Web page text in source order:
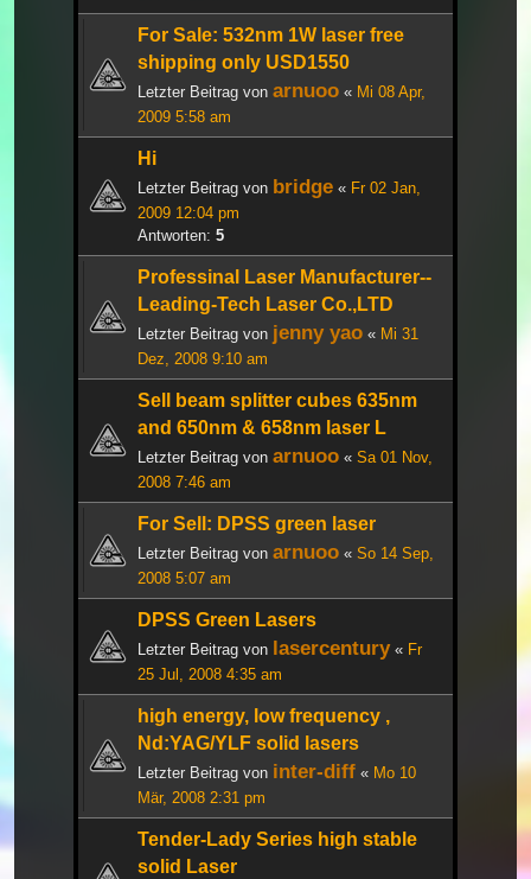
For Sale: 532nm 1W laser free
shipping only USD1550
Letzter Beitrag von arnuoo « Mi 08 Apr,
2009 5:58 am
Hi
Letzter Beitrag von bridge « Fr 02 Jan,
2009 12:04 pm
Antworten: 5
Professinal Laser Manufacturer--
Leading-Tech Laser Co.,LTD
Letzter Beitrag von jenny yao « Mi 31
Dez, 2008 9:10 am
Sell beam splitter cubes 635nm
and 650nm & 658nm laser L
Letzter Beitrag von arnuoo « Sa 01 Nov,
2008 7:46 am
For Sell: DPSS green laser
Letzter Beitrag von arnuoo « So 14 Sep,
2008 5:07 am
DPSS Green Lasers
Letzter Beitrag von lasercentury« Fr
25 Jul, 2008 4:35 am
high energy, low frequency ,
Nd:YAG/YLF solid lasers
Letzter Beitrag von inter-diff « Mo 10
Mär, 2008 2:31 pm
Tender-Lady Series high stable
solid Laser